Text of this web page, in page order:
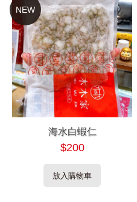
NEW
海水白蝦仁
$200
放入購物車